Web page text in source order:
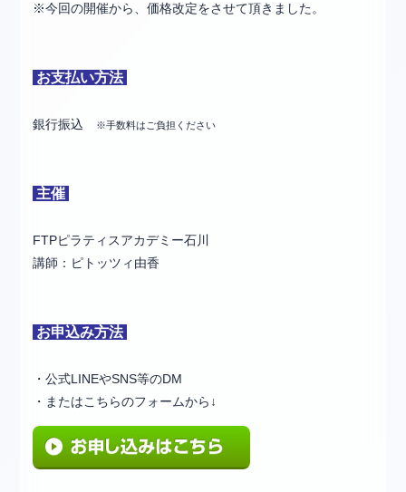
※今回の開催から、価格改定をさせて頂きました。
お支払い方法
銀行振込 ※手数料はご負担ください
主催
FTPピラティスアカデミー石川
講師：ピトッツィ由香
お申込み方法
・公式LINEやSNS等のDM
・またはこちらのフォームから↓